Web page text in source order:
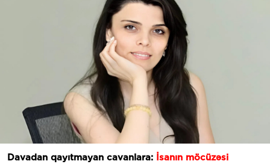
Davadan qayıtmayan cavanlara: İsanın möcüzəsi